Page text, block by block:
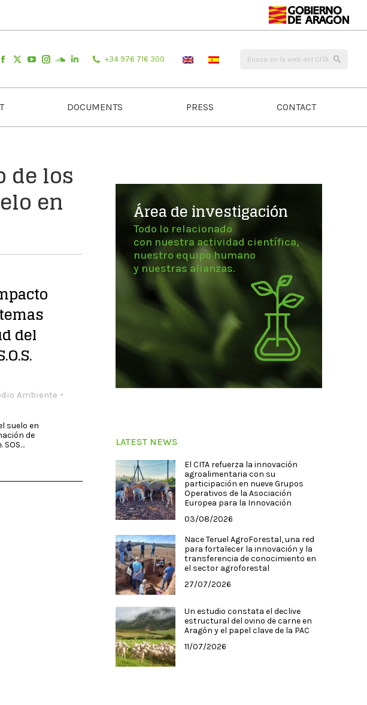
+34 976 716 300
DOCUMENTS PRESS CONTACT
de los
en
del
Ambiente
suelo en
de
Área de investigación
Todo lo relacionado
con nuestra actividad científica,
nuestro equipo humano
y nuestras alianzas.
LATEST NEWS
El CITA refuerza la innovación
agroalimentaria con su
participación en nueve Grupos
Operativos de la Asociación
Europea para la Innovación
03/08/2026
Nace Teruel AgroForestal, una red
para fortalecer la innovación y la
transferencia de conocimiento en
el sector agroforestal
27/07/2026
Un estudio constata el declive
estructural del ovino de carne en
Aragón y el papel clave de la PAC
11/07/2026